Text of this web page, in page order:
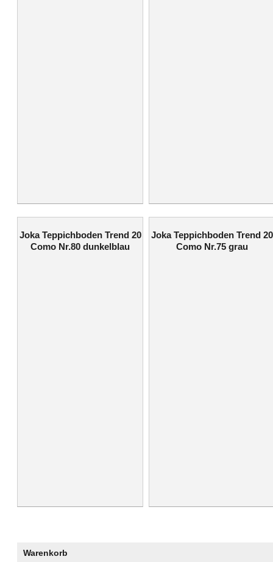
Joka Teppichboden Trend 20
Como Nr.80 dunkelblau
Joka Teppichboden Trend 20
Como Nr.75 grau
Warenkorb